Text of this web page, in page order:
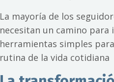
La mayoría de los
necesitan un camino
herramientas simples
rutina de la vida cotidiana